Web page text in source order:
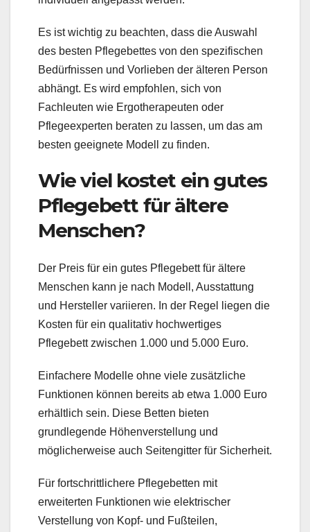
Es ist wichtig zu beachten, dass die Auswahl
des besten Pflegebettes von den spezifischen
Bedürfnissen und Vorlieben der älteren Person
abhängt. Es wird empfohlen, sich von
Fachleuten wie Ergotherapeuten oder
Pflegeexperten beraten zu lassen, um das am
besten geeignete Modell zu finden.
Wie viel kostet ein gutes
Pflegebett für ältere
Menschen?
Der Preis für ein gutes Pflegebett für ältere
Menschen kann je nach Modell, Ausstattung
und Hersteller variieren. In der Regel liegen die
Kosten für ein qualitativ hochwertiges
Pflegebett zwischen 1.000 und 5.000 Euro.
Einfachere Modelle ohne viele zusätzliche
Funktionen können bereits ab etwa 1.000 Euro
erhältlich sein. Diese Betten bieten
grundlegende Höhenverstellung und
möglicherweise auch Seitengitter für Sicherheit.
Für fortschrittlichere Pflegebetten mit
erweiterten Funktionen wie elektrischer
Verstellung von Kopf- und Fußteilen,